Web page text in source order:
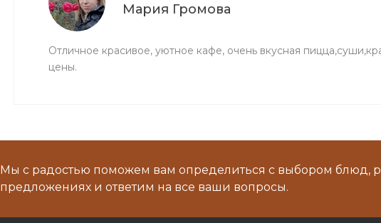
Мария Громова
Отличное красивое, уютное кафе, очень вкусная
цены.
Мы с радостью поможем вам определиться с выбором блюд,
предложениях и ответим на все ваши вопросы.